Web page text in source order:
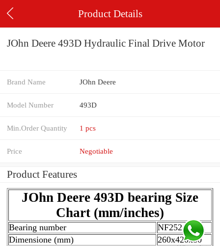
Product Details
JOhn Deere 493D Hydraulic Final Drive Motor
Brand Name JOhn Deere
Model Number 493D
Min.Order Quantity 1 pcs
Price Negotiable
Product Features
JOhn Deere 493D bearing Size
Chart (mm/inches)
Bearing number
NF252
Dimensione (mm)
260x420x80